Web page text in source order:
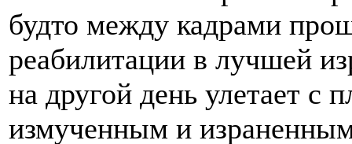
будто между кадрами
реабилитации в лучшей
на другой день улетает
измученным и